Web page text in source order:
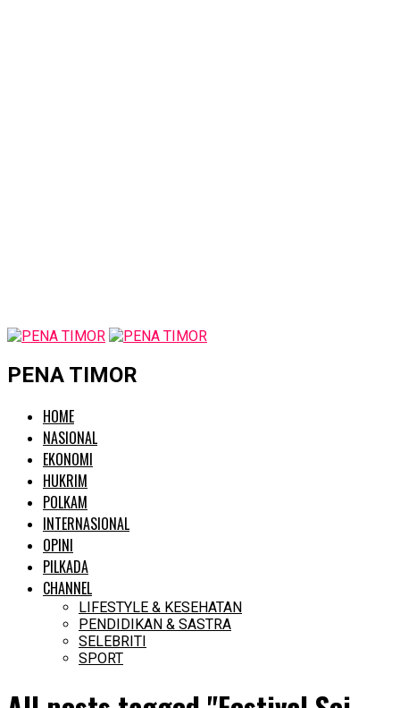
PENA TIMOR
HOME
NASIONAL
EKONOMI
HUKRIM
POLKAM
INTERNASIONAL
OPINI
PILKADA
CHANNEL
LIFESTYLE & KESEHATAN
PENDIDIKAN & SASTRA
SELEBRITI
SPORT